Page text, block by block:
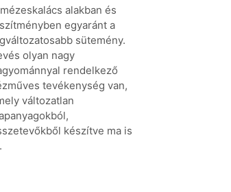
alakban és
egyaránt a
sütemény.
olyan nagy
rendelkező
tevékenység van,
változatlan
készítve ma is